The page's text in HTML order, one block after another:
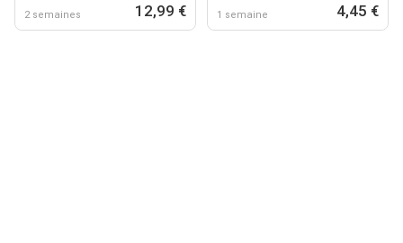
2 semaines 12,99 € 1 semaine 4,45 €